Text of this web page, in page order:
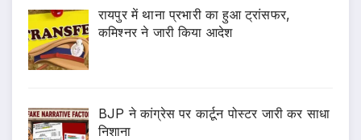
रायपुर में थाना प्रभारी का हुआ ट्रांसफर,
कमिश्नर ने जारी किया आदेश
BJP ने कांग्रेस पर कार्टून पोस्टर जारी कर साधा
निशाना